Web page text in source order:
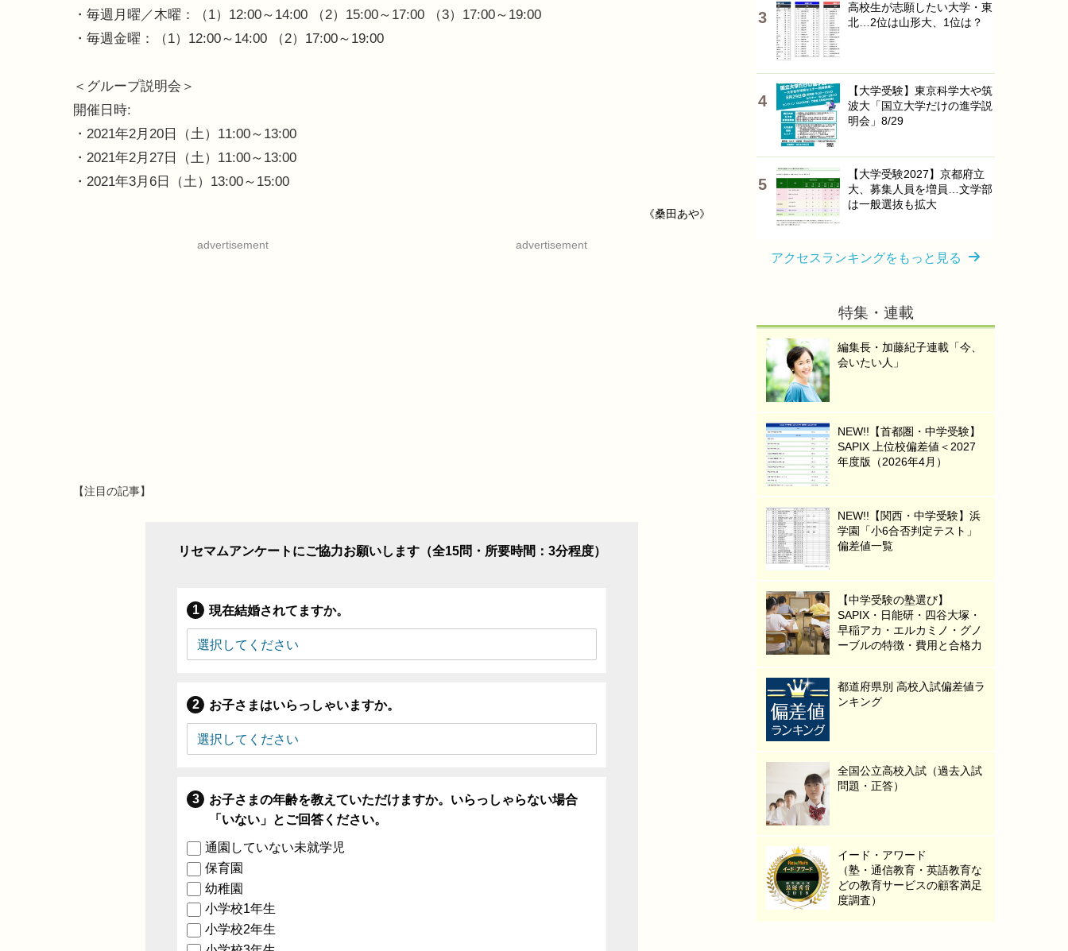
・毎週月曜／木曜：（1）12:00～14:00 （2）15:00～17:00 （3）17:00～19:00
・毎週金曜：（1）12:00～14:00 （2）17:00～19:00
＜グループ説明会＞
開催日時:
・2021年2月20日（土）11:00～13:00
・2021年2月27日（土）11:00～13:00
・2021年3月6日（土）13:00～15:00
《桑田あや》
advertisement advertisement
【注目の記事】
リセマムアンケートにご協力お願いします（全15問・所要時間：3分程度）
現在結婚されてますか。
お子さまはいらっしゃいますか。
お子さまの年齢を教えていただけますか。いらっしゃらない場合
「いない」とご回答ください。
通園していない未就学児
保育園
幼稚園
小学校1年生
小学校2年生
高校生が志願したい大学・東
北…2位は山形大、1位は？
【大学受験】東京科学大や筑
波大「国立大学だけの進学説
明会」8/29
【大学受験2027】京都府立
大、募集人員を増員…文学部
は一般選抜も拡大
アクセスランキングをもっと見る
特集・連載
編集長・加藤紀子連載「今、
会いたい人」
NEW!!【首都圏・中学受験】
SAPIX 上位校偏差値＜2027
年度版（2026年4月）
NEW!!【関西・中学受験】浜
学園「小6合否判定テスト」
偏差値一覧
【中学受験の塾選び】
SAPIX・日能研・四谷大塚・
早稲アカ・エルカミノ・グノ
ーブルの特徴・費用と合格力
都道府県別 高校入試偏差値ラ
ンキング
全国公立高校入試（過去入試
問題・正答）
イード・アワード
（塾・通信教育・英語教育な
どの教育サービスの顧客満足
度調査）